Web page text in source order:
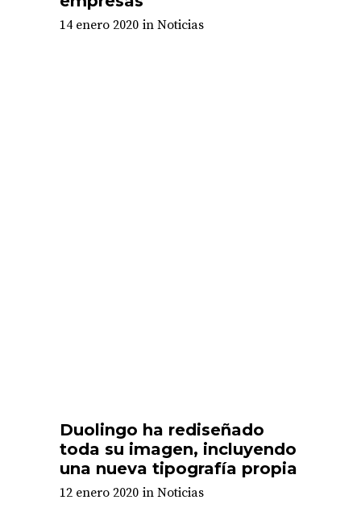
14 enero 2020 in Noticias
Duolingo ha rediseñado
toda su imagen, incluyendo
una nueva tipografía propia
12 enero 2020 in Noticias